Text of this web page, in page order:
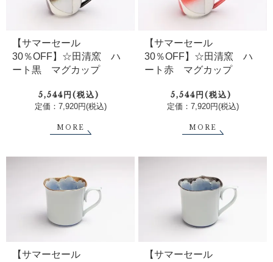
【サマーセール
30％OFF】☆田清窯 ハ
ート黒 マグカップ
5,544円(税込)
定価：7,920円(税込)
MORE
【サマーセール
30％OFF】☆田清窯 ハ
ート赤 マグカップ
5,544円(税込)
定価：7,920円(税込)
MORE
【サマーセール
【サマーセール